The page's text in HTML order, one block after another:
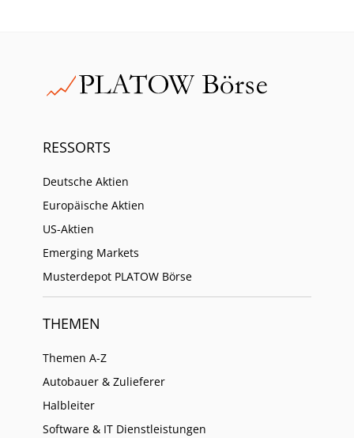
RESSORTS
Deutsche Aktien
Europäische Aktien
US-Aktien
Emerging Markets
Musterdepot PLATOW Börse
THEMEN
Themen A-Z
Autobauer & Zulieferer
Halbleiter
Software & IT Dienstleistungen